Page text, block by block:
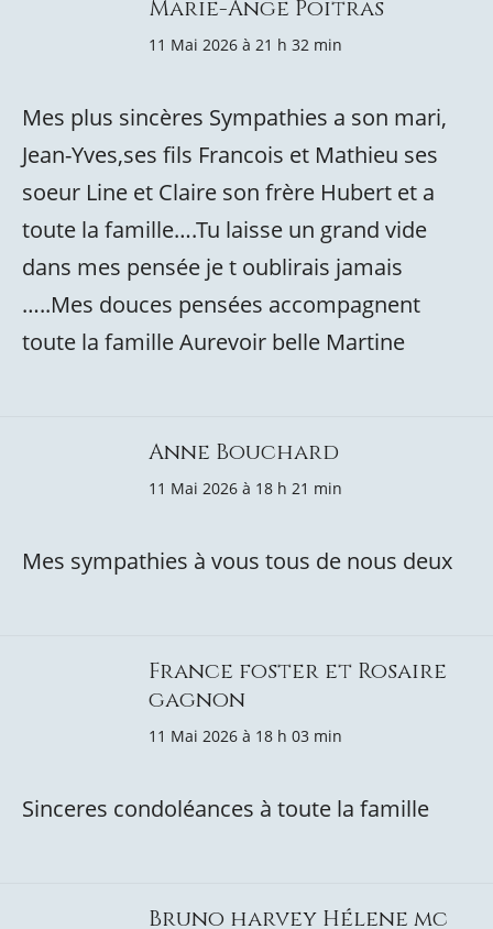
Marie-Ange Poitras
11 Mai 2026 à 21 h 32 min
Mes plus sincères Sympathies a son mari,
Jean-Yves,ses fils Francois et Mathieu ses
soeur Line et Claire son frère Hubert et a
toute la famille….Tu laisse un grand vide
dans mes pensée je t oublirais jamais
…..Mes douces pensées accompagnent
toute la famille Aurevoir belle Martine
Anne Bouchard
11 Mai 2026 à 18 h 21 min
Mes sympathies à vous tous de nous deux
France foster et Rosaire
gagnon
11 Mai 2026 à 18 h 03 min
Sinceres condoléances à toute la famille
Bruno harvey Hélene mc